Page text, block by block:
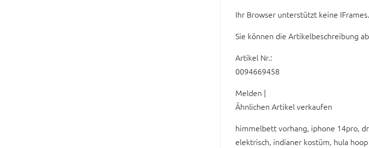
Ihr Browser unterstützt keine IFrames.
Sie können die Artikelbeschreibung
Artikel Nr.:
0094669458
Melden |
Ähnlichen Artikel verkaufen
himmelbett vorhang, iphone 14pro,
elektrisch, indianer kostüm, hula